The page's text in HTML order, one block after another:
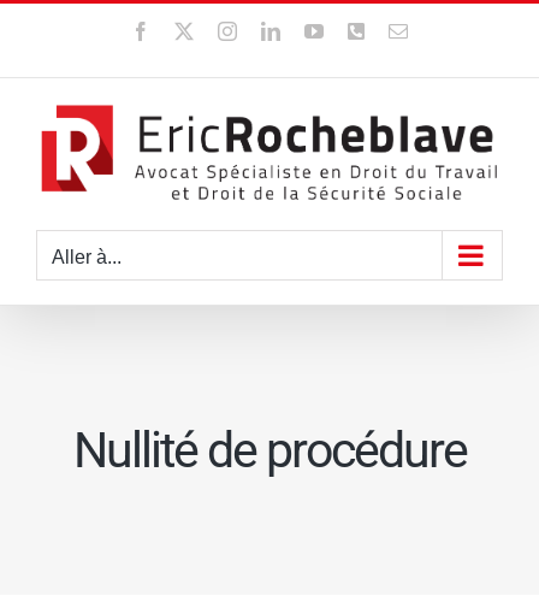
contenu
Facebook InstagramLinkedInYouTubeWhatsApp
Email
Aller à...
Nullité de procédure